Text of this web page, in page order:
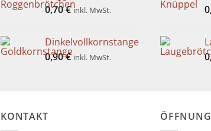
0,70€ inkl. MwSt.
Dinkelvollkornstange
0,90€ inkl. MwSt.
KONTAKT